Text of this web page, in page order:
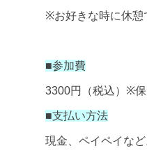
※お好きな時に休憩
■参加費
3300円（税込） ※
■支払い方法
現金、ペイペイな